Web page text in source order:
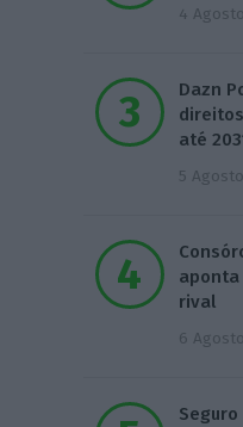
4
Dazn
até
5
rival
6